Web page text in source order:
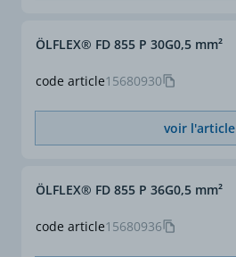
code article15680930
ÖLFLEX® FD 855 P 30G0,5 mm²
voir l'article
code article15680936
ÖLFLEX® FD 855 P 36G0,5 mm²